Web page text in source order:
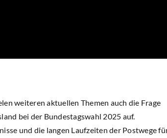
weiteren aktuellen Themen auch die Frage
bei der Bundestagswahl 2025 auf.
und die langen Laufzeiten der Postwege